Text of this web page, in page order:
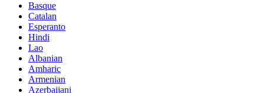
Basque
Catalan
Esperanto
Hindi
Lao
Albanian
Amharic
Armenian
Azerbaijani